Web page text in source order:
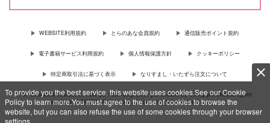
To provide you the best service, this website uses cookies.See our Cookie
Policy to learn more.You must agree to the use of cookies to browse the
website, but you can also refuse the use of some cookies through your browser
settings.
WEBSITE利用規約 とらのあな会員規約 通信販売ポイント規約
電子書籍サービス利用規約 個人情報保護方針 クッキーポリシー
特定商取引法に基づく表示 なりすまし・いたずら注文について
For Overseas customer, now you can ship your purchases by using purchases agent
services “AOCS”! Click {more…} for more information …more